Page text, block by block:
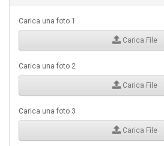
Carica una foto 1
Carica File
Carica una foto 2
Carica File
Carica una foto 3
Carica File